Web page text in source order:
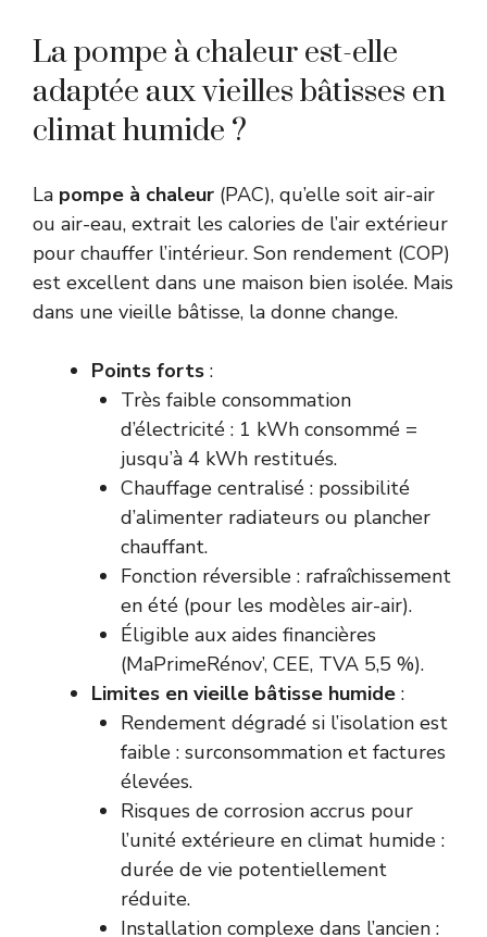
La pompe à chaleur est-elle
adaptée aux vieilles bâtisses en
climat humide ?
La pompe à chaleur (PAC), qu’elle soit air-air
ou air-eau, extrait les calories de l’air extérieur
pour chauffer l’intérieur. Son rendement (COP)
est excellent dans une maison bien isolée. Mais
dans une vieille bâtisse, la donne change.
Points forts :
Très faible consommation
d’électricité : 1 kWh consommé =
jusqu’à 4 kWh restitués.
Chauffage centralisé : possibilité
d’alimenter radiateurs ou plancher
chauffant.
Fonction réversible : rafraîchissement
en été (pour les modèles air-air).
Éligible aux aides financières
(MaPrimeRénov’, CEE, TVA 5,5 %).
Limites en vieille bâtisse humide :
Rendement dégradé si l’isolation est
faible : surconsommation et factures
élevées.
Risques de corrosion accrus pour
l’unité extérieure en climat humide :
durée de vie potentiellement
réduite.
Installation complexe dans l’ancien :